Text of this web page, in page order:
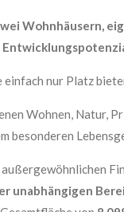
Wohnhäusern,
einfach nur Platz
Wohnen, Natur,
besonderen
unabhängigen